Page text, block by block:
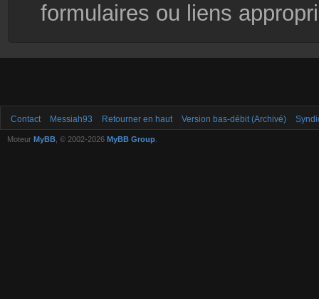
formulaires ou liens
Contact Messiah93 Retourner en haut Version bas-débit (Archivé)
Moteur MyBB , © 2002-2026 MyBB Group